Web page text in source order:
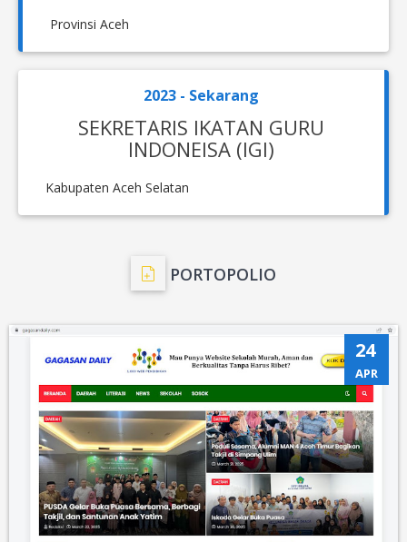
Provinsi Aceh
2023 - Sekarang
SEKRETARIS IKATAN GURU
INDONEISA (IGI)
Kabupaten Aceh Selatan
PORTOPOLIO
24
APR